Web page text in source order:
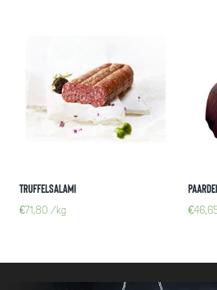
Truffelsalami
€71,80 /kg €